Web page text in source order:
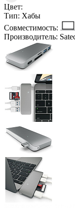
Цвет:
Тип: Хабы
Совместимость:
Производитель: